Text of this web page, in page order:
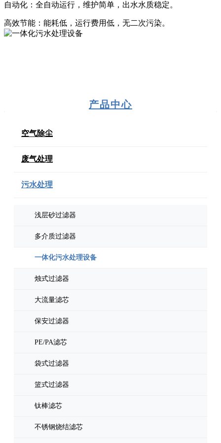
‌自动化‌：全自动运行，维护简单，出水水质稳定。
‌高效节能‌：能耗低，运行费用低，无二次污染。
产品中心
空气除尘
废气处理
污水处理
浅层砂过滤器
多介质过滤器
一体化污水处理设备
烛式过滤器
大流量滤芯
保安过滤器
PE/PA滤芯
袋式过滤器
篮式过滤器
钛棒滤芯
不锈钢烧结滤芯